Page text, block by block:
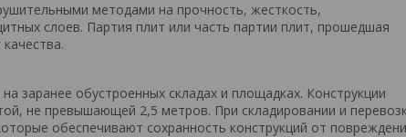
методами на прочность, жесткость,
слоев. Партия плит или часть партии плит, прошедшая
заранее обустроенных складах и площадках. Конструкции
не превышающей 2,5 метров. При складировании и
обеспечивают сохранность конструкций от